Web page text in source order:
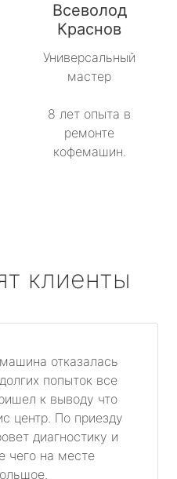
Всеволод
Краснов
Универсальный
мастер
8 лет опыта в
ремонте
кофемашин.
клиенты
отказалась
попыток все
к выводу что
центр. По приезду
диагностику и
чего на месте